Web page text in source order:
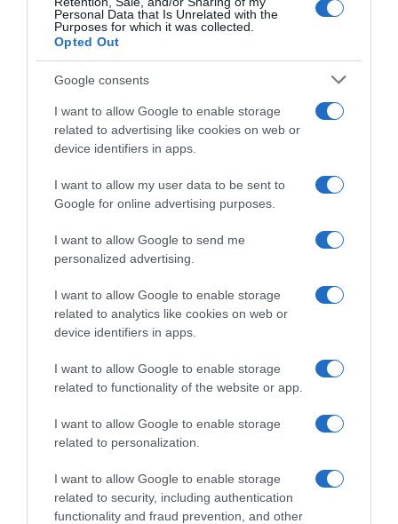
Personal Data that Is Unrelated with the
Purposes for which it was collected.
Opted Out
Google consents
I want to allow Google to enable storage
related to advertising like cookies on web or
device identifiers in apps.
I want to allow my user data to be sent to
Google for online advertising purposes.
I want to allow Google to send me
personalized advertising.
I want to allow Google to enable storage
related to analytics like cookies on web or
device identifiers in apps.
I want to allow Google to enable storage
related to functionality of the website or app.
I want to allow Google to enable storage
related to personalization.
I want to allow Google to enable storage
related to security, including authentication
functionality and fraud prevention, and other
ΑΘΛΗΤΙΚΑ
Εκτός μεταλλίων η Άννα Κορακάκη – Πήρε την
έκτη θέση
30.07.2021 - 08:30